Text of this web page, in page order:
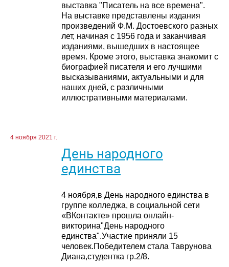
выставка "Писатель на все времена".
На выставке представлены издания
произведений Ф.М. Достоевского разных
лет, начиная с 1956 года и заканчивая
изданиями, вышедших в настоящее
время. Кроме этого, выставка знакомит с
биографией писателя и его лучшими
высказываниями, актуальными и для
наших дней, с различными
иллюстративными материалами.
4 ноября 2021 г.
День народного
единства
4 ноября,в День народного единства в
группе колледжа, в социальной сети
«ВКонтакте» прошла онлайн-
викторина"День народного
единства".Участие приняли 15
человек.Победителем стала Таврунова
Диана,студентка гр.2/8.